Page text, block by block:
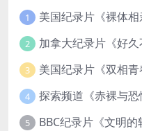
1
2
3
4
5